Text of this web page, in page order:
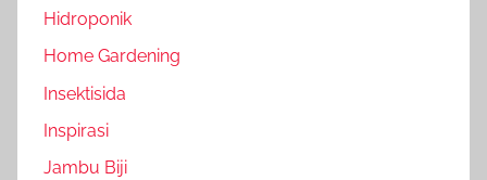
Hidroponik
Home Gardening
Insektisida
Inspirasi
Jambu Biji